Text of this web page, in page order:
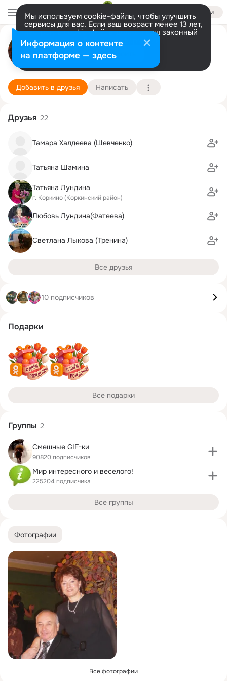
Войти
Мы используем cookie-файлы, чтобы улучшить
сервисы для вас. Если ваш возраст менее 13 лет,
настроить cookie-файлы должен ваш законный
представитель. Больше информации
Разрешить все Настроить
Людмила Пучкова (Богачева)
ПЕРМЬ 3 августа (76 лет)
Подробнее
Добавить в друзья Написать
Фотографии
Все фотографии
Друзья 22
Тамара Халдеева (Шевченко)
Татьяна Шамина
Татьяна Лундина
г. Коркино (Коркинский район)
Любовь Лундина(Фатеева)
Светлана Лыкова (Тренина)
Все друзья
10 подписчиков
Подарки
Все подарки
Группы 2
Смешные GIF-ки
90820 подписчиков
Мир интересного и веселого!
225204 подписчика
Все группы
Информация о контенте
на платформе — здесь